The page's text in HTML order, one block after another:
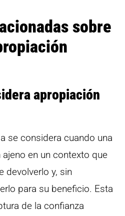
sobre
apropiación
se considera cuando una
en un contexto que
devolverlo y, sin
para su beneficio. Esta
de la confianza